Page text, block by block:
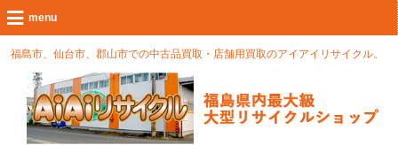
福島市、仙台市、郡山市での中古品買取・店舗用買取のアイアイリサイクル。